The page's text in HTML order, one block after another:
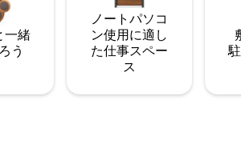
一緒
う
ノートパソコ
ン使用に適し
た仕事スペー
ス